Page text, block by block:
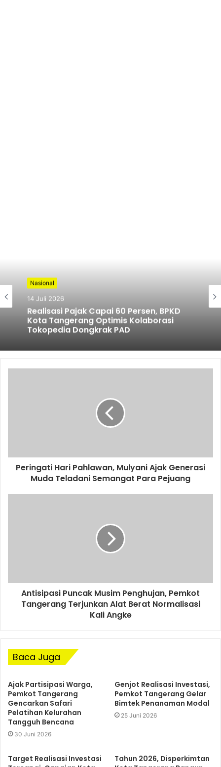
Nasional
14 Juli 2026
Realisasi Pajak Capai 60 Persen, BPKD
Kota Tangerang Optimis Kolaborasi
Tokopedia Dongkrak PAD
Nasional
6 Juli 2026
Catat! SPMB Tahap III SMP Negeri
Swasta Pendamping
Peringati Hari Pahlawan, Mulyani Ajak Generasi
Muda Teladani Semangat Para Pejuang
Antisipasi Puncak Musim Penghujan, Pemkot
Tangerang Terjunkan Alat Berat Normalisasi
Kali Angke
Baca Juga
Ajak Partisipasi Warga,
Pemkot Tangerang
Gencarkan Safari
Pelatihan Kelurahan
Tangguh Bencana
30 Juni 2026
Genjot Realisasi Investasi,
Pemkot Tangerang Gelar
Bimtek Penanaman Modal
25 Juni 2026
Target Realisasi Investasi
Tahun 2026, Disperkimtan